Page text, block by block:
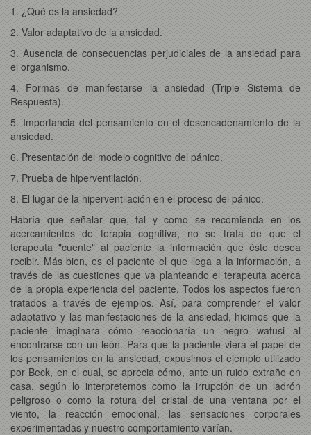
1. ¿Qué es la ansiedad?
2. Valor adaptativo de la ansiedad.
3. Ausencia de consecuencias perjudiciales de la ansiedad para
el organismo.
4. Formas de manifestarse la ansiedad (Triple Sistema de
Respuesta).
5. Importancia del pensamiento en el desencadenamiento de la
ansiedad.
6. Presentación del modelo cognitivo del pánico.
7. Prueba de hiperventilación.
8. El lugar de la hiperventilación en el proceso del pánico.
Habría que señalar que, tal y como se recomienda en los
acercamientos de terapia cognitiva, no se trata de que el
terapeuta "cuente" al paciente la información que éste desea
recibir. Más bien, es el paciente el que llega a la información, a
través de las cuestiones que va planteando el terapeuta acerca
de la propia experiencia del paciente. Todos los aspectos fueron
tratados a través de ejemplos. Así, para comprender el valor
adaptativo y las manifestaciones de la ansiedad, hicimos que la
paciente imaginara cómo reaccionaría un negro watusi al
encontrarse con un león. Para que la paciente viera el papel de
los pensamientos en la ansiedad, expusimos el ejemplo utilizado
por Beck, en el cual, se aprecia cómo, ante un ruido extraño en
casa, según lo interpretemos como la irrupción de un ladrón
peligroso o como la rotura del cristal de una ventana por el
viento, la reacción emocional, las sensaciones corporales
experimentadas y nuestro comportamiento varían.